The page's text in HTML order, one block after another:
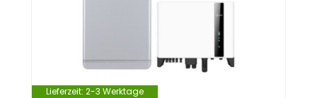
Lieferzeit: 2-3 Werktage